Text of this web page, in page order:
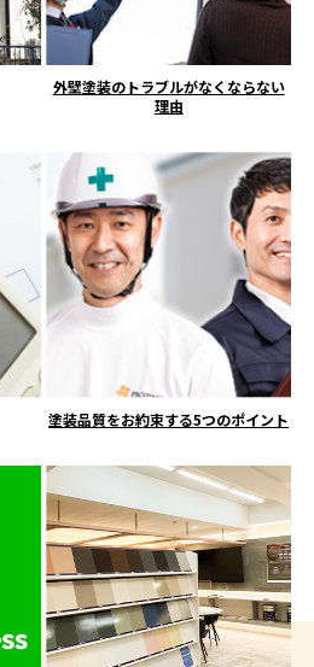
外壁塗装のトラブルがなくならない
理由
塗装品質をお約束する5つのポイント